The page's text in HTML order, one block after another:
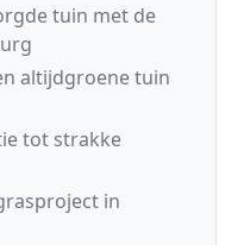
tuin met de
altijdgroene tuin
tot strakke
in